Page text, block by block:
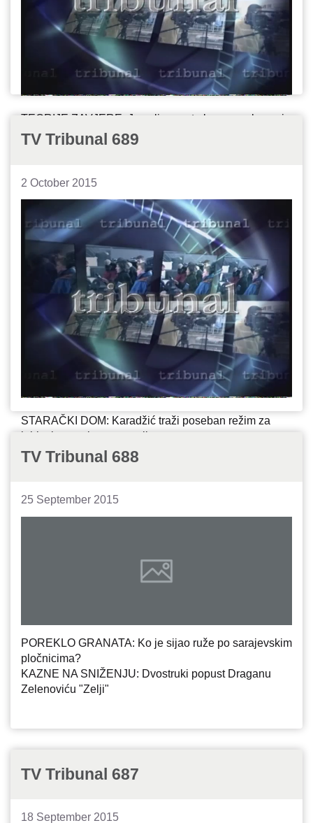
TEORIJE ZAVJERE: Jesu li granate bacane s krova i
kroz prozor, ili su rasle iz asfalta?
TV Tribunal 689
2 October 2015
STARAČKI DOM: Karadžić traži poseban režim za
krhke i ostarele prestupnike
VEŠTAČENJE: Kako su na Markalama gledali
TV Tribunal 688
25 September 2015
POREKLO GRANATA: Ko je sijao ruže po sarajevskim
pločnicima?
KAZNE NA SNIŽENJU: Dvostruki popust Draganu
Zelenoviću "Zelji"
TV Tribunal 687
18 September 2015